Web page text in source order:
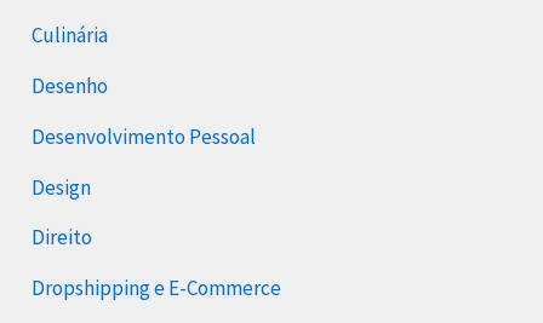
Culinária
Desenho
Desenvolvimento Pessoal
Design
Direito
Dropshipping e E-Commerce